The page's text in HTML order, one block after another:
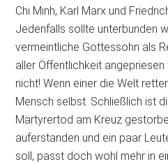
Chi Minh, Karl Marx und
Jedenfalls sollte unterbunden
vermeintliche Gottessohn als
aller Öffentlichkeit
nicht! Wenn einer die Welt
Mensch selbst. Schließlich ist
Märtyrertod am Kreuz
auferstanden und ein paar
soll, passt doch wohl mehr in